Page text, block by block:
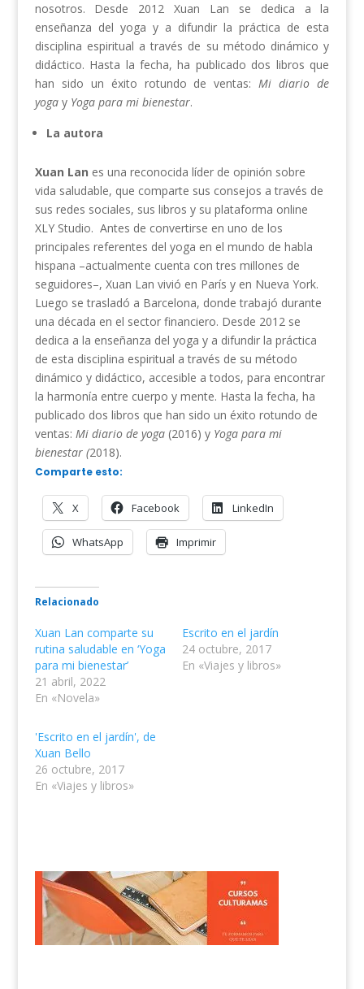
nosotros. Desde 2012 Xuan Lan se dedica a la
enseñanza del yoga y a difundir la práctica de esta
disciplina espiritual a través de su método dinámico y
didáctico. Hasta la fecha, ha publicado dos libros que
han sido un éxito rotundo de ventas:Mi diario de
yogay Yoga para mi bienestar.
La autora
Xuan Lan es una reconocida líder de opinión sobre
vida saludable, que comparte sus consejos a través de
sus redes sociales, sus libros y su plataforma online
XLY Studio. Antes de convertirse en uno de los
principales referentes del yoga en el mundo de habla
hispana –actualmente cuenta con tres millones de
seguidores–, Xuan Lan vivió en París y en Nueva York.
Luego se trasladó a Barcelona, donde trabajó durante
una década en el sector financiero. Desde 2012 se
dedica a la enseñanza del yoga y a difundir la práctica
de esta disciplina espiritual a través de su método
dinámico y didáctico, accesible a todos, para encontrar
la harmonía entre cuerpo y mente. Hasta la fecha, ha
publicado dos libros que han sido un éxito rotundo de
ventas: Mi diario de yoga(2016) y Yoga para mi
bienestar (2018).
Comparte esto:
X Facebook LinkedIn
WhatsApp Imprimir
Relacionado
Xuan Lan comparte su
rutina saludable en ‘Yoga
para mi bienestar’
21 abril, 2022
En «Novela»
Escrito en el jardín
24 octubre, 2017
En «Viajes y libros»
'Escrito en el jardín', de
Xuan Bello
26 octubre, 2017
En «Viajes y libros»